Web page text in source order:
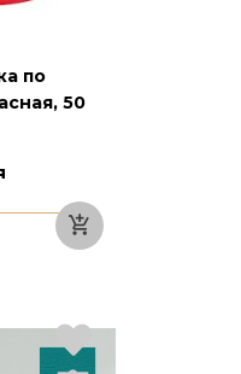
по
50